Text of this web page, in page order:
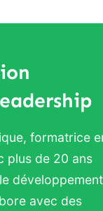
formatrice
plus de 20 ans
développement
avec des